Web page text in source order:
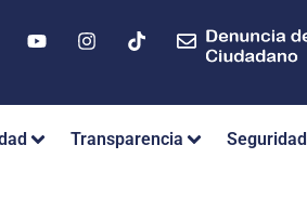
Transparencia Seguridad